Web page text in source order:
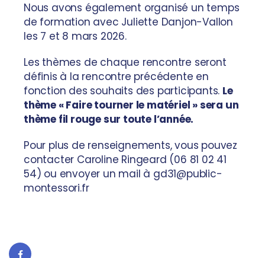
Nous avons également organisé un temps
de formation avec Juliette Danjon-Vallon
les 7 et 8 mars 2026.
Les thèmes de chaque rencontre seront
définis à la rencontre précédente en
fonction des souhaits des participants. Le
thème « Faire tourner le matériel » sera un
thème fil rouge sur toute l’année.
Pour plus de renseignements, vous pouvez
contacter Caroline Ringeard (06 81 02 41
54) ou envoyer un mail à gd31@public-
montessori.fr